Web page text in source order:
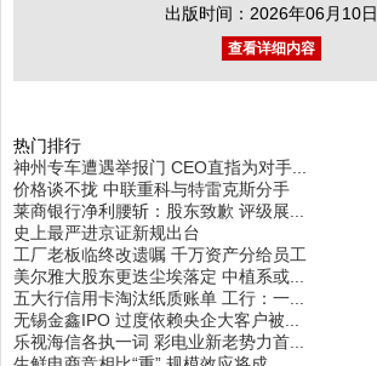
出版时间：2026年06月10日
查看详细内容
热门排行
神州专车遭遇举报门 CEO直指为对手...
价格谈不拢 中联重科与特雷克斯分手
莱商银行净利腰斩：股东致歉 评级展...
史上最严进京证新规出台
工厂老板临终改遗嘱 千万资产分给员工
美尔雅大股东更迭尘埃落定 中植系或...
五大行信用卡淘汰纸质账单 工行：一...
无锡金鑫IPO 过度依赖央企大客户被...
乐视海信各执一词 彩电业新老势力首...